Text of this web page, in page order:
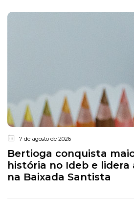
7 de agosto de 2026
Bertioga conquista
história no Ideb e lidera
na Baixada Santista